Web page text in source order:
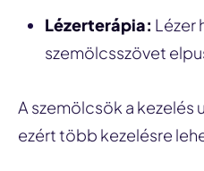
Lézerterápia: Lézer
szemölcsszövet
A szemölcsök a kezelés
ezért több kezelésre